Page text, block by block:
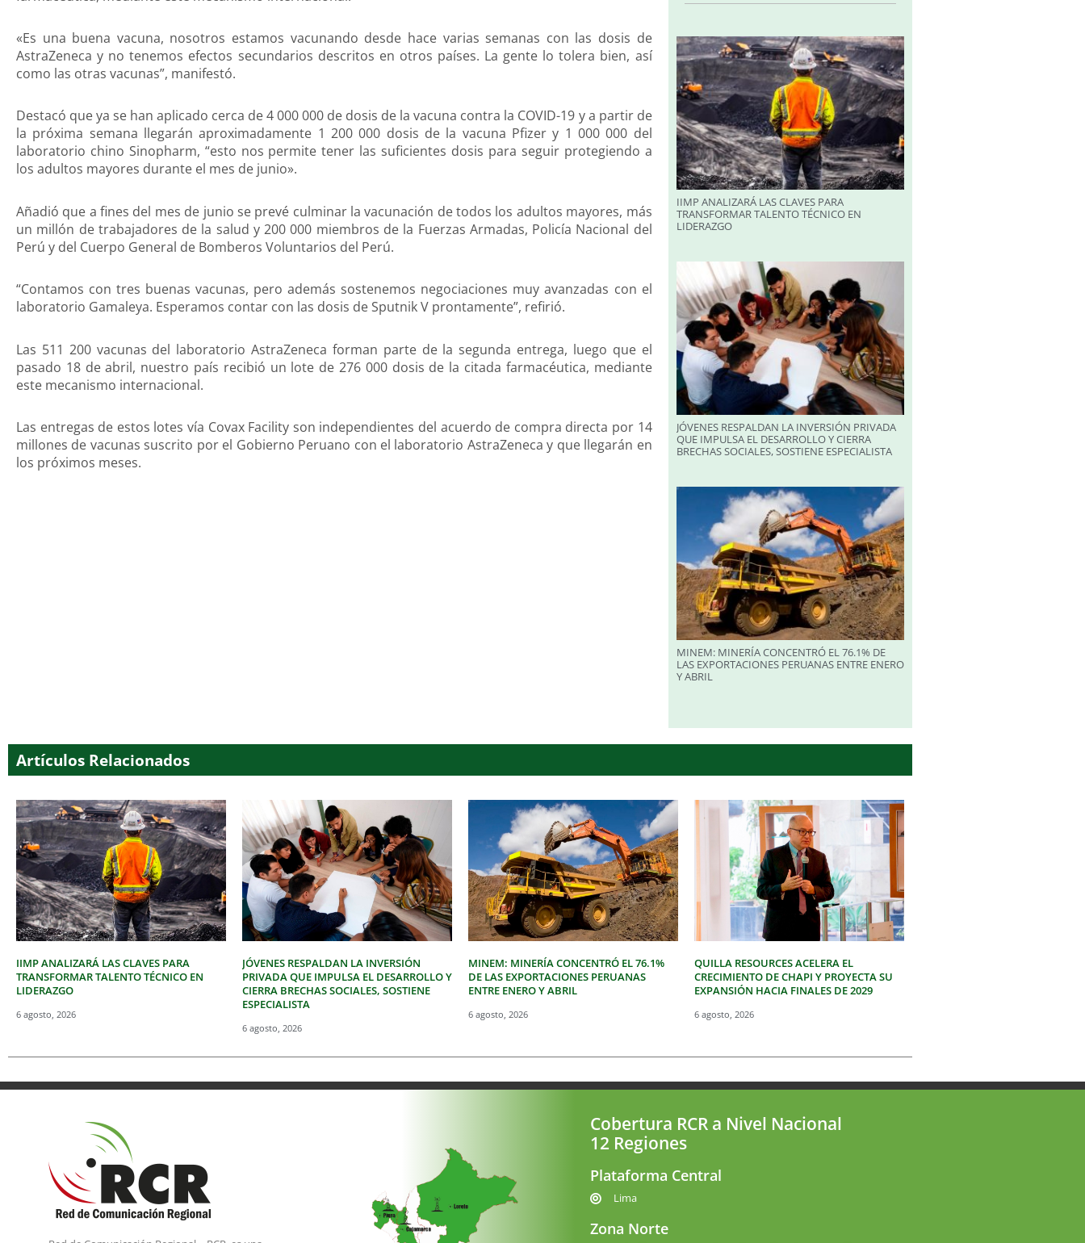
«Es una buena vacuna, nosotros estamos vacunando desde hace varias semanas con las dosis de
AstraZeneca y no tenemos efectos secundarios descritos en otros países. La gente lo tolera bien, así
como las otras vacunas”, manifestó.
Destacó que ya se han aplicado cerca de 4 000 000 de dosis de la vacuna contra la COVID-19 y a partir de
la próxima semana llegarán aproximadamente 1 200 000 dosis de la vacuna Pfizer y 1 000 000 del
laboratorio chino Sinopharm, “esto nos permite tener las suficientes dosis para seguir protegiendo a
los adultos mayores durante el mes de junio».
Añadió que a fines del mes de junio se prevé culminar la vacunación de todos los adultos mayores, más
un millón de trabajadores de la salud y 200 000 miembros de la Fuerzas Armadas, Policía Nacional del
Perú y del Cuerpo General de Bomberos Voluntarios del Perú.
“Contamos con tres buenas vacunas, pero además sostenemos negociaciones muy avanzadas con el
laboratorio Gamaleya. Esperamos contar con las dosis de Sputnik V prontamente”, refirió.
Las 511 200 vacunas del laboratorio AstraZeneca forman parte de la segunda entrega, luego que el
pasado 18 de abril, nuestro país recibió un lote de 276 000 dosis de la citada farmacéutica, mediante
este mecanismo internacional.
Las entregas de estos lotes vía Covax Facility son independientes del acuerdo de compra directa por 14
millones de vacunas suscrito por el Gobierno Peruano con el laboratorio AstraZeneca y que llegarán en
los próximos meses.
IIMP ANALIZARÁ LAS CLAVES PARA
TRANSFORMAR TALENTO TÉCNICO EN
LIDERAZGO
JÓVENES RESPALDAN LA INVERSIÓN PRIVADA
QUE IMPULSA EL DESARROLLO Y CIERRA
BRECHAS SOCIALES, SOSTIENE ESPECIALISTA
MINEM: MINERÍA CONCENTRÓ EL 76.1% DE
LAS EXPORTACIONES PERUANAS ENTRE ENERO
Y ABRIL
Artículos Relacionados
IIMP ANALIZARÁ LAS CLAVES PARA
TRANSFORMAR TALENTO TÉCNICO EN
LIDERAZGO
6 agosto, 2026
JÓVENES RESPALDAN LA INVERSIÓN
PRIVADA QUE IMPULSA EL DESARROLLO Y
CIERRA BRECHAS SOCIALES, SOSTIENE
ESPECIALISTA
6 agosto, 2026
MINEM: MINERÍA CONCENTRÓ EL 76.1%
DE LAS EXPORTACIONES PERUANAS
ENTRE ENERO Y ABRIL
6 agosto, 2026
QUILLA RESOURCES ACELERA EL
CRECIMIENTO DE CHAPI Y PROYECTA SU
EXPANSIÓN HACIA FINALES DE 2029
6 agosto, 2026
Cobertura RCR a Nivel Nacional
12 Regiones
Plataforma Central
Lima
Zona Norte